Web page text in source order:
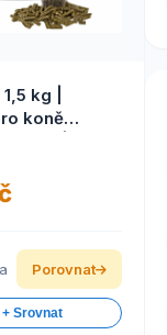
kg |
koně
kg |
Porovnat
Srovnat